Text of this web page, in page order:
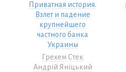
Приватная история.
Взлет и падение
крупнейшего
частного банка
Украины
Грехем Стек
Андрій Яніцький